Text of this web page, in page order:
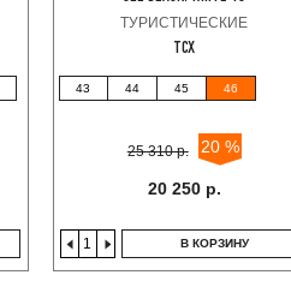
ТУРИСТИЧЕСКИЕ
TCX
43 44 45 46
25 310 р. 20 %
20 250 р.
В КОРЗИНУ